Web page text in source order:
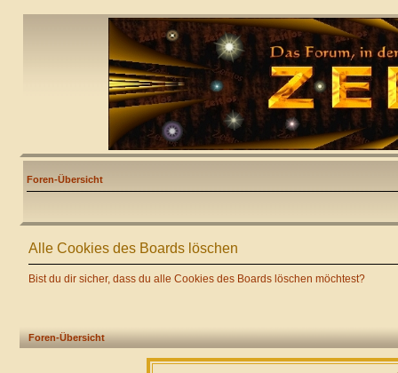
Foren-Übersicht
Alle Cookies des Boards löschen
Bist du dir sicher, dass du alle Cookies des Boards löschen möchtest?
Foren-Übersicht